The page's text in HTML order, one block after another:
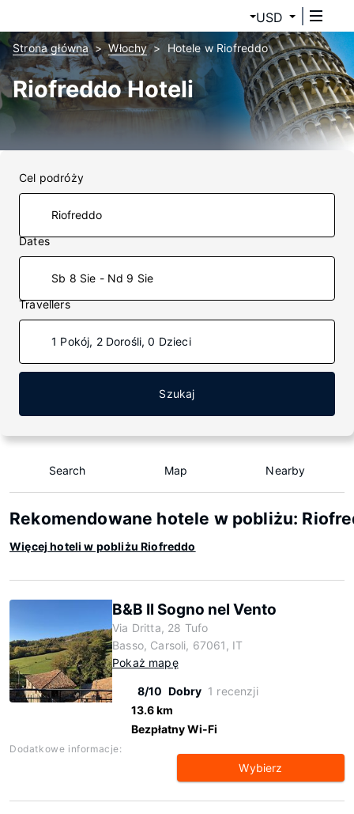
USD
Strona główna Włochy Hotele w Riofreddo
Riofreddo Hoteli
Cel podróży
Dates
Sb 8 Sie - Nd 9 Sie
Travellers
1 Pokój, 2 Dorośli, 0 Dzieci
Szukaj
Search Map Nearby
Rekomendowane hotele w pobliżu:
Więcej hoteli w pobliżu Riofreddo
B&B Il Sogno nel Vento
Via Dritta, 28 Tufo
Basso, Carsoli, 67061, IT
Pokaż mapę
8/10 Dobry 1 recenzji
13.6 km
Bezpłatny Wi-Fi
Dodatkowe informacje:
Wybierz